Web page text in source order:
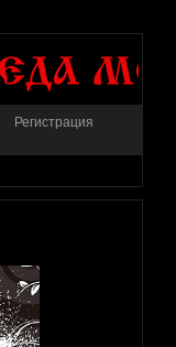
Регистрация